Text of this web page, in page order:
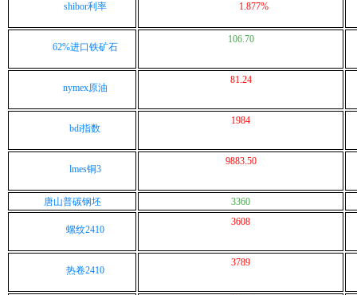
shibor利率 1.877%
62%进口铁矿石
106.70
nymex原油
81.24
bdi指数
1984
lmes铜3
9883.50
唐山普碳钢坯 3360
螺纹2410
3608
热卷2410
3789